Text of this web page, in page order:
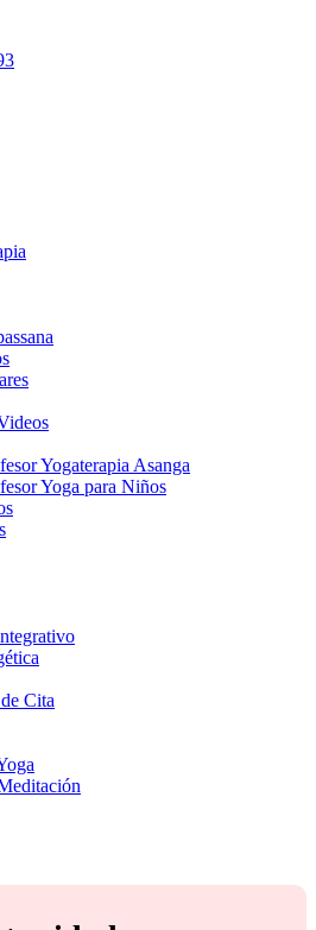
Yogaterapia Asanga
Yoga para Niños
Cita